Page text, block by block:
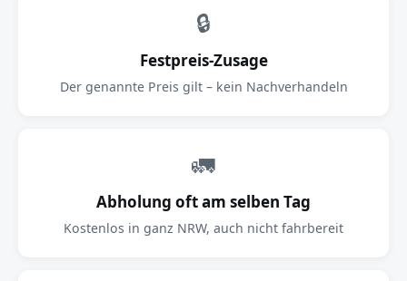
🔒
Festpreis-Zusage
Der genannte Preis gilt – kein Nachverhandeln
🚛
Abholung oft am selben Tag
Kostenlos in ganz NRW, auch nicht fahrbereit